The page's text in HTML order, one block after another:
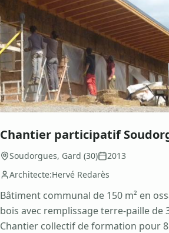
Chantier participatif
Soudorgues, Gard (30)
2013
Architecte:Hervé Redarès
Bâtiment communal de 150 m² en
bois avec remplissage terre-paille de
Chantier collectif de formation pour